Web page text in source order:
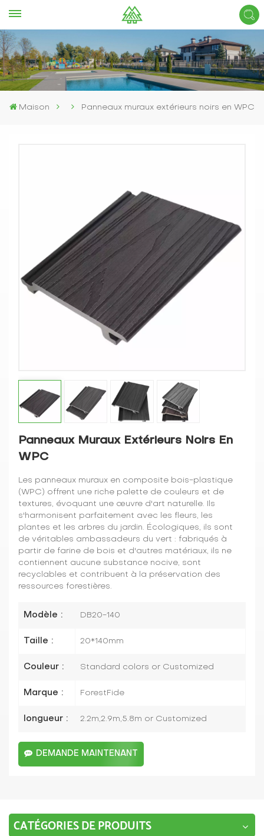
Maison Panneaux muraux extérieurs noirs en WPC
Panneaux Muraux Extérieurs Noirs En
WPC
Les panneaux muraux en composite bois-plastique
(WPC) offrent une riche palette de couleurs et de
textures, évoquant une œuvre d'art naturelle. Ils
s'harmonisent parfaitement avec les fleurs, les
plantes et les arbres du jardin. Écologiques, ils sont
de véritables ambassadeurs du vert : fabriqués à
partir de farine de bois et d'autres matériaux, ils ne
contiennent aucune substance nocive, sont
recyclables et contribuent à la préservation des
ressources forestières.
Modèle : DB20-140
Taille : 20*140mm
Couleur : Standard colors or Customized
Marque : ForestFide
longueur : 2.2m,2.9m,5.8m or Customized
DEMANDE MAINTENANT
CATÉGORIES DE PRODUITS